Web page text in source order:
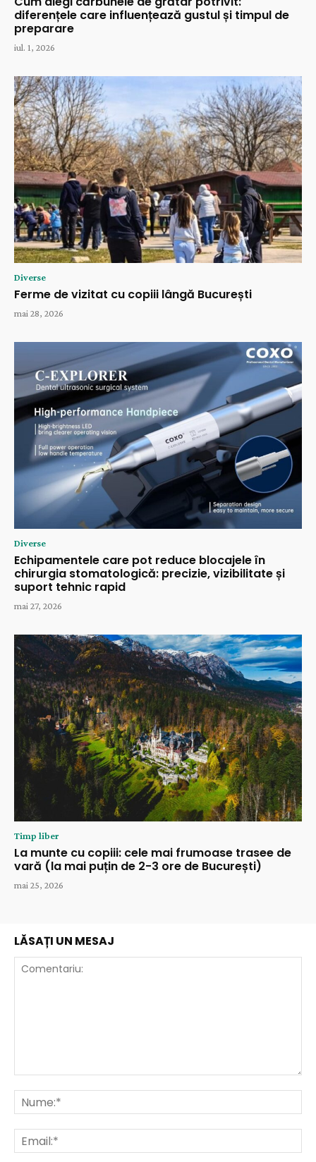
diferențele care influențează gustul și timpul de
preparare
iul. 1, 2026
Diverse
Ferme de vizitat cu copiii lângă București
mai 28, 2026
Diverse
Echipamentele care pot reduce blocajele în
chirurgia stomatologică: precizie, vizibilitate și
suport tehnic rapid
mai 27, 2026
Timp liber
La munte cu copiii: cele mai frumoase trasee de
vară (la mai puțin de 2-3 ore de București)
mai 25, 2026
LĂSAȚI UN MESAJ